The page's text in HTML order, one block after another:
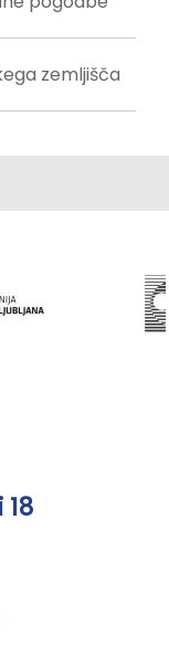
zemljišča